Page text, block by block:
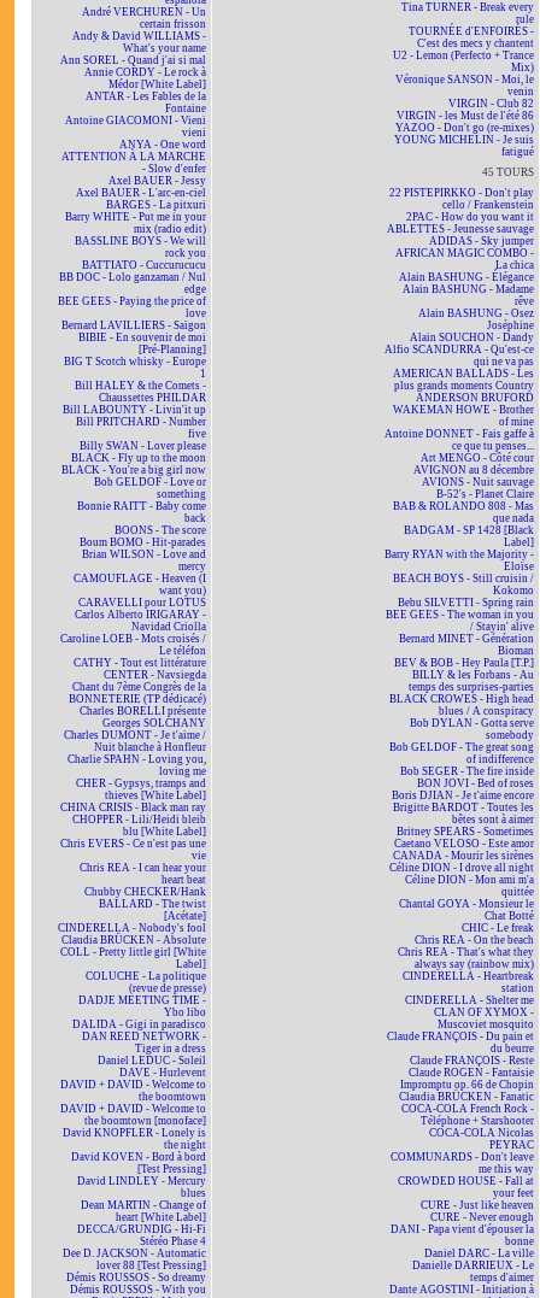
André VERCHUREN - Un
certain frisson
Andy & David WILLIAMS -
What's your name
Ann SOREL - Quand j'ai si mal
Annie CORDY - Le rock à
Médor [White Label]
ANTAR - Les Fables de la
Fontaine
Antoine GIACOMONI - Vieni
vieni
ANYA - One word
ATTENTION À LA MARCHE
- Slow d'enfer
Axel BAUER - Jessy
Axel BAUER - L'arc-en-ciel
BARGES - La pitxuri
Barry WHITE - Put me in your
mix (radio edit)
BASSLINE BOYS - We will
rock you
BATTIATO - Cuccurucucu
BB DOC - Lolo ganzaman / Nul
edge
BEE GEES - Paying the price of
love
Bernard LAVILLIERS - Saïgon
BIBIE - En souvenir de moi
[Pré-Planning]
BIG T Scotch whisky - Europe
1
Bill HALEY & the Comets -
Chaussettes PHILDAR
Bill LABOUNTY - Livin'it up
Bill PRITCHARD - Number
five
Billy SWAN - Lover please
BLACK - Fly up to the moon
BLACK - You're a big girl now
Bob GELDOF - Love or
something
Bonnie RAITT - Baby come
back
BOONS - The score
Boum BOMO - Hit-parades
Brian WILSON - Love and
mercy
CAMOUFLAGE - Heaven (I
want you)
CARAVELLI pour LOTUS
Carlos Alberto IRIGARAY -
Navidad Criolla
Caroline LOEB - Mots croisés /
Le téléfon
CATHY - Tout est littérature
CENTER - Navsiegda
Chant du 7ème Congrès de la
BONNETERIE (TP dédicacé)
Charles BORELLI présente
Georges SOLCHANY
Charles DUMONT - Je t'aime /
Nuit blanche à Honfleur
Charlie SPAHN - Loving you,
loving me
CHER - Gypsys, tramps and
thieves [White Label]
CHINA CRISIS - Black man ray
CHOPPER - Lili/Heidi bleib
blu [White Label]
Chris EVERS - Ce n'est pas une
vie
Chris REA - I can hear your
heart beat
Chubby CHECKER/Hank
BALLARD - The twist
[Acétate]
CINDERELLA - Nobody's fool
Claudia BRÜCKEN - Absolute
COLL - Pretty little girl [White
Label]
COLUCHE - La politique
(revue de presse)
DADJE MEETING TIME -
Ybo libo
DALIDA - Gigi in paradisco
DAN REED NETWORK -
Tiger in a dress
Daniel LEDUC - Soleil
DAVE - Hurlevent
DAVID + DAVID - Welcome to
the boomtown
DAVID + DAVID - Welcome to
the boomtown [monoface]
David KNOPFLER - Lonely is
the night
David KOVEN - Bord à bord
[Test Pressing]
David LINDLEY - Mercury
blues
Dean MARTIN - Change of
heart [White Label]
DECCA/GRUNDIG - Hi-Fi
Stéréo Phase 4
Dee D. JACKSON - Automatic
lover 88 [Test Pressing]
Démis ROUSSOS - So dreamy
Démis ROUSSOS - With you
Tina TURNER - Break every
rule
TOURNÉE d'ENFOIRÉS -
C'est des mecs y chantent
U2 - Lemon (Perfecto + Trance
Mix)
Véronique SANSON - Moi, le
venin
VIRGIN - Club 82
VIRGIN - les Must de l'été 86
YAZOO - Don't go (re-mixes)
YOUNG MICHELIN - Je suis
fatigué
45 TOURS
22 PISTEPIRKKO - Don't play
cello / Frankenstein
2PAC - How do you want it
ABLETTES - Jeunesse sauvage
ADIDAS - Sky jumper
AFRICAN MAGIC COMBO -
La chica
Alain BASHUNG - Élégance
Alain BASHUNG - Madame
rêve
Alain BASHUNG - Osez
Joséphine
Alain SOUCHON - Dandy
Alfio SCANDURRA - Qu'est-ce
qui ne va pas
AMERICAN BALLADS - Les
plus grands moments Country
ANDERSON BRUFORD
WAKEMAN HOWE - Brother
of mine
Antoine DONNET - Fais gaffe à
ce que tu penses...
Art MENGO - Côté cour
AVIGNON au 8 décembre
AVIONS - Nuit sauvage
B-52's - Planet Claire
BAB & ROLANDO 808 - Mas
que nada
BADGAM - SP 1428 [Black
Label]
Barry RYAN with the Majority -
Eloïse
BEACH BOYS - Still cruisin /
Kokomo
Bebu SILVETTI - Spring rain
BEE GEES - The woman in you
/ Stayin' alive
Bernard MINET - Génération
Bioman
BEV & BOB - Hey Paula [T.P.]
BILLY & les Forbans - Au
temps des surprises-parties
BLACK CROWES - High head
blues / A conspiracy
Bob DYLAN - Gotta serve
somebody
Bob GELDOF - The great song
of indifference
Bob SEGER - The fire inside
BON JOVI - Bed of roses
Boris DJIAN - Je t'aime encore
Brigitte BARDOT - Toutes les
bêtes sont à aimer
Britney SPEARS - Sometimes
Caetano VELOSO - Este amor
CANADA - Mourir les sirènes
Céline DION - I drove all night
Céline DION - Mon ami m'a
quittée
Chantal GOYA - Monsieur le
Chat Botté
CHIC - Le freak
Chris REA - On the beach
Chris REA - That's what they
always say (rainbow mix)
CINDERELLA - Heartbreak
station
CINDERELLA - Shelter me
CLAN OF XYMOX -
Muscoviet mosquito
Claude FRANÇOIS - Du pain et
du beurre
Claude FRANÇOIS - Reste
Claude ROGEN - Fantaisie
Impromptu op. 66 de Chopin
Claudia BRÜCKEN - Fanatic
COCA-COLA French Rock -
Téléphone + Starshooter
COCA-COLA Nicolas
PEYRAC
COMMUNARDS - Don't leave
me this way
CROWDED HOUSE - Fall at
your feet
CURE - Just like heaven
CURE - Never enough
DANI - Papa vient d'épouser la
bonne
Daniel DARC - La ville
Danielle DARRIEUX - Le
temps d'aimer
Dante AGOSTINI - Initiation à